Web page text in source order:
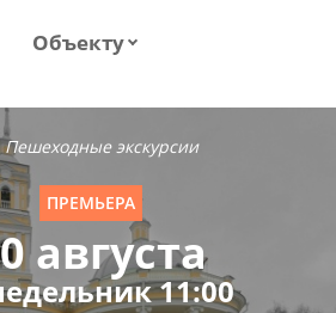
Объекту
Пешеходные экскурсии
ПРЕМЬЕРА
августа
11:00